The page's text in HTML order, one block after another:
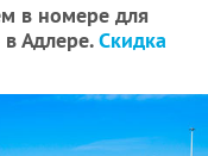
в номере для
Адлере.Скидка